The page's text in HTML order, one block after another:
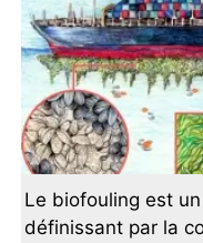
Le biofouling est
définissant par la